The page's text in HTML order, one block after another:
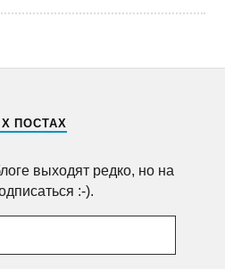
ПОСТАХ
выходят редко, но на
:-).